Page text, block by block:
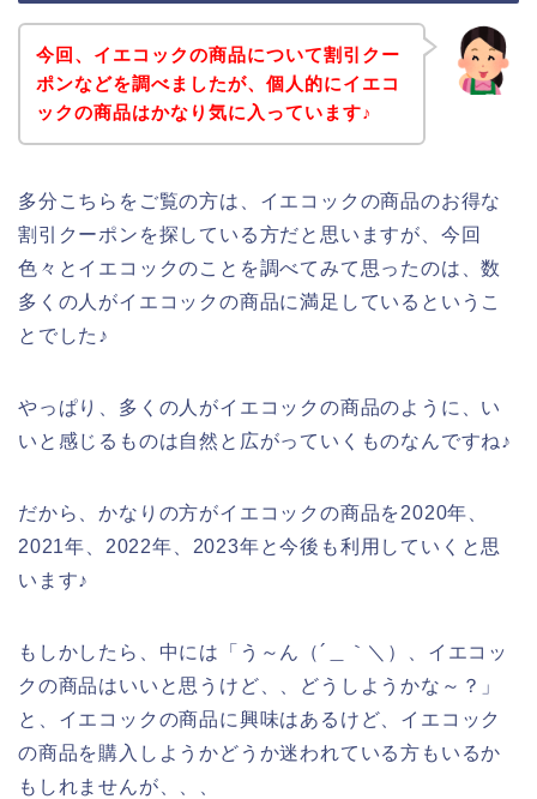
今回、イエコックの商品について割引クー
ポンなどを調べましたが、個人的にイエコ
ックの商品はかなり気に入っています♪
多分こちらをご覧の方は、イエコックの商品のお得な
割引クーポンを探している方だと思いますが、今回
色々とイエコックのことを調べてみて思ったのは、数
多くの人がイエコックの商品に満足しているというこ
とでした♪
やっぱり、多くの人がイエコックの商品のように、い
いと感じるものは自然と広がっていくものなんですね♪
だから、かなりの方がイエコックの商品を2020年、
2021年、2022年、2023年と今後も利用していくと思
います♪
もしかしたら、中には「う～ん（´＿｀＼）、イエコッ
クの商品はいいと思うけど、、どうしようかな～？」
と、イエコックの商品に興味はあるけど、イエコック
の商品を購入しようかどうか迷われている方もいるか
もしれませんが、、、